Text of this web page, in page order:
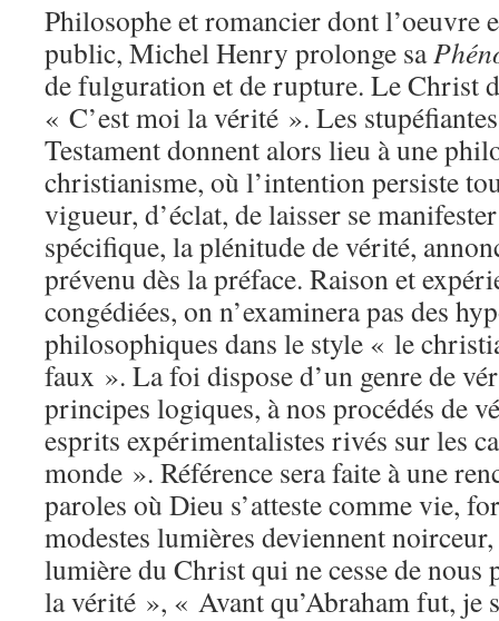
Philosophe et romancier dont l’oeuvre
public, Michel Henry prolonge sa
de fulguration et de rupture. Le Christ
« C’est moi la vérité ». Les
Testament donnent alors lieu à une
christianisme, où l’intention persiste
vigueur, d’éclat, de laisser se
spécifique, la plénitude de vérité,
prévenu dès la préface. Raison et
congédiées, on n’examinera pas des
philosophiques dans le style « le
faux ». La foi dispose d’un genre de
principes logiques, à nos procédés de
esprits expérimentalistes rivés sur les
monde ». Référence sera faite à une
paroles où Dieu s’atteste comme vie,
modestes lumières deviennent
lumière du Christ qui ne cesse de nous
la vérité », « Avant qu’Abraham fut, je